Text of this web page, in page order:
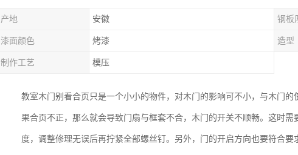
产地 安徽 钢板
漆面颜色 烤漆 造型
制作工艺 模压
教室木门别看合页只是一个小小的物件，对木门的影响可不小，与木门
果合页不正，那么就会导致门扇与框套不合，木门的开关不顺畅。这时
度，调整修理无误后再拧紧全部螺丝钉。另外，门的开启方向也要符合要